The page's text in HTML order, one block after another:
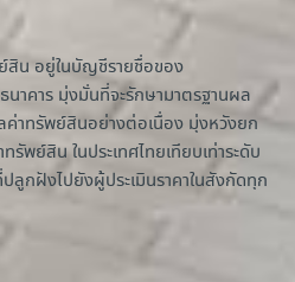
สิน อยู่ในบัญชีรายชื่อของ
าคาร มุ่งมั่นที่จะรักษามาตรฐานผล
ค่าทรัพย์สินอย่างต่อเนื่อง มุ่งหวังยก
รัพย์สิน ในประเทศไทยเทียบเท่าระดับ
กฝังไปยังผู้ประเมินราคาในสังกัดทุก